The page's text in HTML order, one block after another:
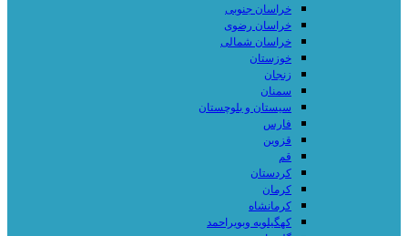
خراسان جنوبی
خراسان رضوی
خراسان شمالی
خوزستان
زنجان
سمنان
سیستان و بلوچستان
فارس
قزوین
قم
کردستان
کرمان
کرمانشاه
کهگیلویه وبویراحمد